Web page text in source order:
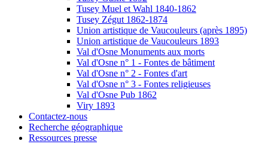
Tusey Muel et Wahl 1840-1862
Tusey Zégut 1862-1874
Union artistique de Vaucouleurs (après 1895)
Union artistique de Vaucouleurs 1893
Val d'Osne Monuments aux morts
Val d'Osne n° 1 - Fontes de bâtiment
Val d'Osne n° 2 - Fontes d'art
Val d'Osne n° 3 - Fontes religieuses
Val d'Osne Pub 1862
Viry 1893
Contactez-nous
Recherche géographique
Ressources presse